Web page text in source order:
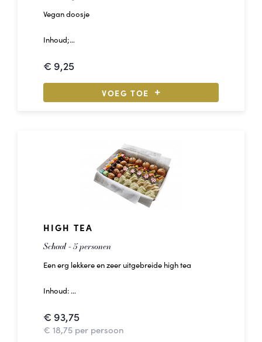
Vegan doosje
Inhoud;
1 - Waldkorn vegan jong belegen kaas garni
€ 9,25
VOEG TOE
HIGH TEA
Schaal - 5 personen
Een erg lekkere en zeer uitgebreide high tea
Inhoud:
5 - Burgersandwich rosbief met truffelmayonaise
5 - Clubsandwich gerookte zalm
€ 93,75
€ 18,75 per persoon